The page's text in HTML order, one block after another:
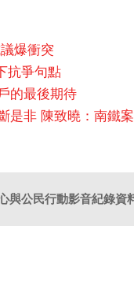
爆衝突
抗爭句點
的最後期待
是非 陳致曉：南鐵
與公民行動影音紀錄資